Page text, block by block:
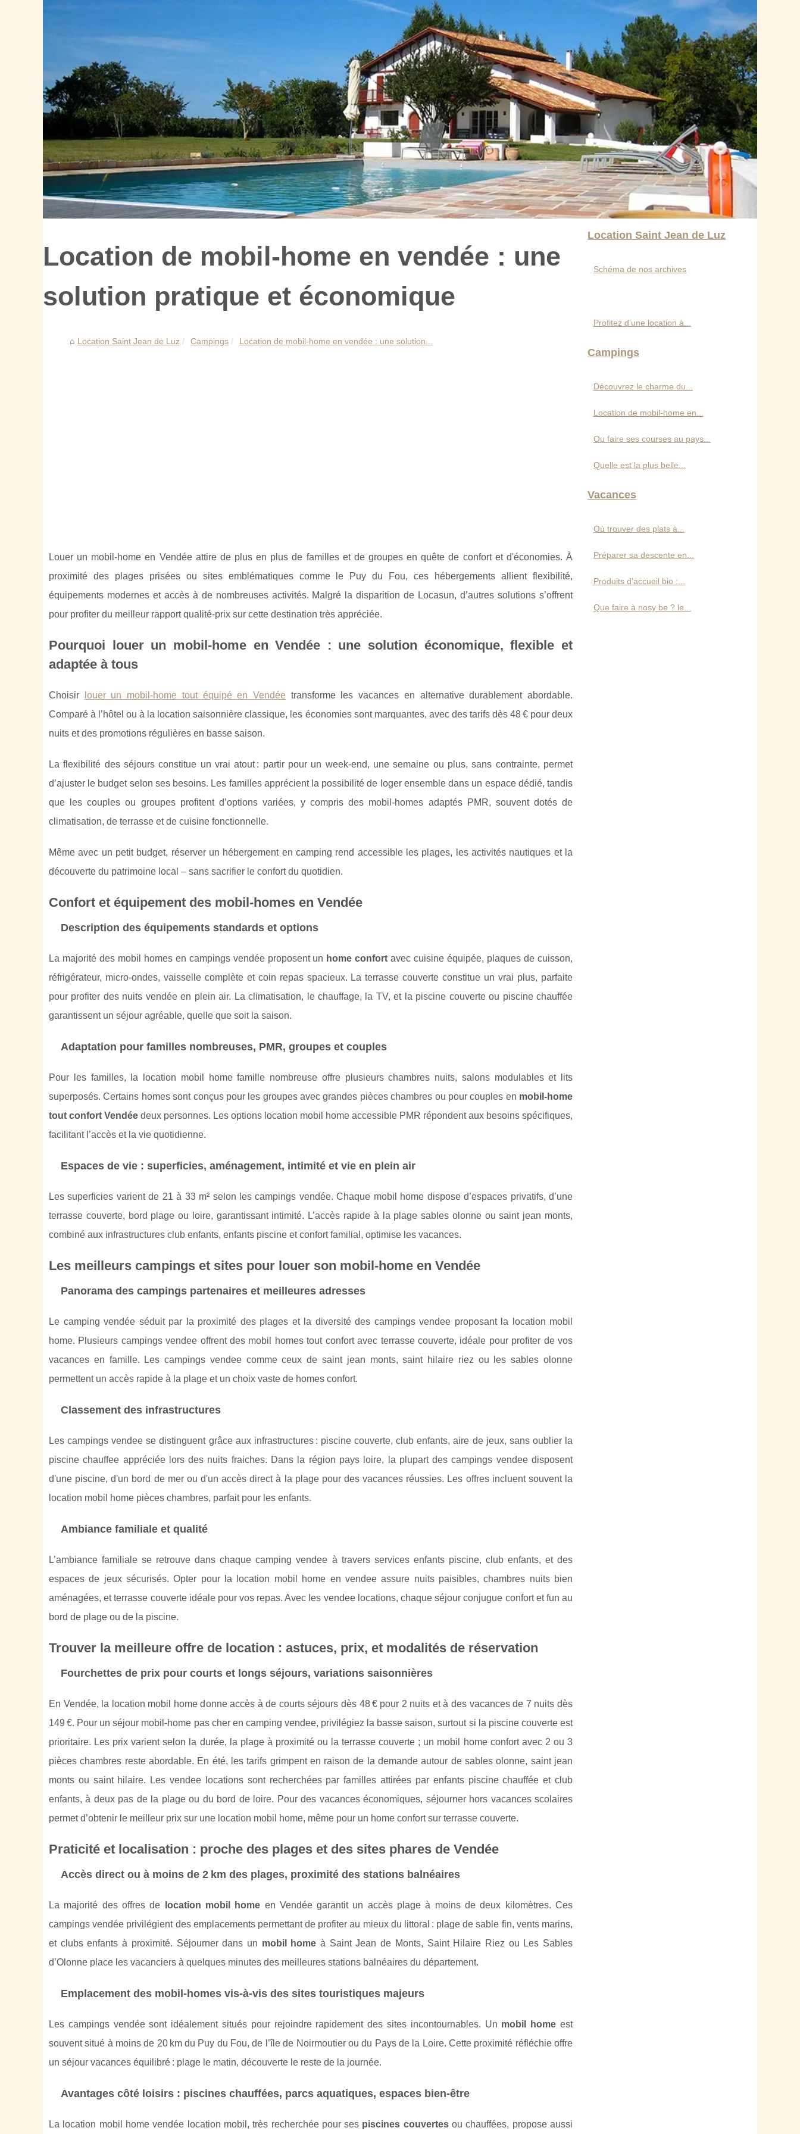
Location de mobil-home en vendée : une
solution pratique et économique
Location Saint Jean de Luz Campings Location de mobil-home en vendée : une solution...
Louer un mobil-home en Vendée attire de plus en plus de familles et de groupes en quête de confort et d'économies. À
proximité des plages prisées ou sites emblématiques comme le Puy du Fou, ces hébergements allient flexibilité,
équipements modernes et accès à de nombreuses activités. Malgré la disparition de Locasun, d’autres solutions s’offrent
pour profiter du meilleur rapport qualité-prix sur cette destination très appréciée.
Pourquoi louer un mobil-home en Vendée : une solution économique, flexible et
adaptée à tous
Choisir louer un mobil-home tout équipé en Vendée transforme les vacances en alternative durablement abordable.
Comparé à l’hôtel ou à la location saisonnière classique, les économies sont marquantes, avec des tarifs dès 48 € pour deux
nuits et des promotions régulières en basse saison.
La flexibilité des séjours constitue un vrai atout : partir pour un week-end, une semaine ou plus, sans contrainte, permet
d’ajuster le budget selon ses besoins. Les familles apprécient la possibilité de loger ensemble dans un espace dédié, tandis
que les couples ou groupes profitent d’options variées, y compris des mobil-homes adaptés PMR, souvent dotés de
climatisation, de terrasse et de cuisine fonctionnelle.
Même avec un petit budget, réserver un hébergement en camping rend accessible les plages, les activités nautiques et la
découverte du patrimoine local – sans sacrifier le confort du quotidien.
Confort et équipement des mobil-homes en Vendée
Description des équipements standards et options
La majorité des mobil homes en campings vendée proposent un home confort avec cuisine équipée, plaques de cuisson,
réfrigérateur, micro-ondes, vaisselle complète et coin repas spacieux. La terrasse couverte constitue un vrai plus, parfaite
pour profiter des nuits vendée en plein air. La climatisation, le chauffage, la TV, et la piscine couverte ou piscine chauffée
garantissent un séjour agréable, quelle que soit la saison.
Adaptation pour familles nombreuses, PMR, groupes et couples
Pour les familles, la location mobil home famille nombreuse offre plusieurs chambres nuits, salons modulables et lits
superposés. Certains homes sont conçus pour les groupes avec grandes pièces chambres ou pour couples en mobil-home
tout confort Vendée deux personnes. Les options location mobil home accessible PMR répondent aux besoins spécifiques,
facilitant l’accès et la vie quotidienne.
Espaces de vie : superficies, aménagement, intimité et vie en plein air
Les superficies varient de 21 à 33 m² selon les campings vendée. Chaque mobil home dispose d’espaces privatifs, d’une
terrasse couverte, bord plage ou loire, garantissant intimité. L’accès rapide à la plage sables olonne ou saint jean monts,
combiné aux infrastructures club enfants, enfants piscine et confort familial, optimise les vacances.
Les meilleurs campings et sites pour louer son mobil-home en Vendée
Panorama des campings partenaires et meilleures adresses
Le camping vendée séduit par la proximité des plages et la diversité des campings vendee proposant la location mobil
home. Plusieurs campings vendee offrent des mobil homes tout confort avec terrasse couverte, idéale pour profiter de vos
vacances en famille. Les campings vendee comme ceux de saint jean monts, saint hilaire riez ou les sables olonne
permettent un accès rapide à la plage et un choix vaste de homes confort.
Classement des infrastructures
Les campings vendee se distinguent grâce aux infrastructures : piscine couverte, club enfants, aire de jeux, sans oublier la
piscine chauffee appréciée lors des nuits fraiches. Dans la région pays loire, la plupart des campings vendee disposent
d'une piscine, d'un bord de mer ou d'un accès direct à la plage pour des vacances réussies. Les offres incluent souvent la
location mobil home pièces chambres, parfait pour les enfants.
Ambiance familiale et qualité
L’ambiance familiale se retrouve dans chaque camping vendee à travers services enfants piscine, club enfants, et des
espaces de jeux sécurisés. Opter pour la location mobil home en vendee assure nuits paisibles, chambres nuits bien
aménagées, et terrasse couverte idéale pour vos repas. Avec les vendee locations, chaque séjour conjugue confort et fun au
bord de plage ou de la piscine.
Trouver la meilleure offre de location : astuces, prix, et modalités de réservation
Fourchettes de prix pour courts et longs séjours, variations saisonnières
En Vendée, la location mobil home donne accès à de courts séjours dès 48 € pour 2 nuits et à des vacances de 7 nuits dès
149 €. Pour un séjour mobil-home pas cher en camping vendee, privilégiez la basse saison, surtout si la piscine couverte est
prioritaire. Les prix varient selon la durée, la plage à proximité ou la terrasse couverte ; un mobil home confort avec 2 ou 3
pièces chambres reste abordable. En été, les tarifs grimpent en raison de la demande autour de sables olonne, saint jean
monts ou saint hilaire. Les vendee locations sont recherchées par familles attirées par enfants piscine chauffée et club
enfants, à deux pas de la plage ou du bord de loire. Pour des vacances économiques, séjourner hors vacances scolaires
permet d’obtenir le meilleur prix sur une location mobil home, même pour un home confort sur terrasse couverte.
Praticité et localisation : proche des plages et des sites phares de Vendée
Accès direct ou à moins de 2 km des plages, proximité des stations balnéaires
La majorité des offres de location mobil home en Vendée garantit un accès plage à moins de deux kilomètres. Ces
campings vendée privilégient des emplacements permettant de profiter au mieux du littoral : plage de sable fin, vents marins,
et clubs enfants à proximité. Séjourner dans un mobil home à Saint Jean de Monts, Saint Hilaire Riez ou Les Sables
d’Olonne place les vacanciers à quelques minutes des meilleures stations balnéaires du département.
Emplacement des mobil-homes vis-à-vis des sites touristiques majeurs
Les campings vendée sont idéalement situés pour rejoindre rapidement des sites incontournables. Un mobil home est
souvent situé à moins de 20 km du Puy du Fou, de l’île de Noirmoutier ou du Pays de la Loire. Cette proximité réfléchie offre
un séjour vacances équilibré : plage le matin, découverte le reste de la journée.
Avantages côté loisirs : piscines chauffées, parcs aquatiques, espaces bien-être
La location mobil home vendée location mobil, très recherchée pour ses piscines couvertesou chauffées, propose aussi
Location Saint Jean de Luz
Schéma de nos archives
Profitez d'une location à...
Campings
Découvrez le charme du...
Location de mobil-home en...
Ou faire ses courses au pays...
Quelle est la plus belle...
Vacances
Où trouver des plats à...
Préparer sa descente en...
Produits d’accueil bio :...
Que faire à nosy be ? le...